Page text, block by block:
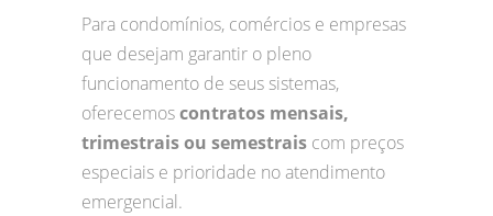
Para condomínios, comércios e empresas
que desejam garantir o pleno
funcionamento de seus sistemas,
oferecemoscontratos mensais,
trimestrais ou semestrais com preços
especiais e prioridade no atendimento
emergencial.